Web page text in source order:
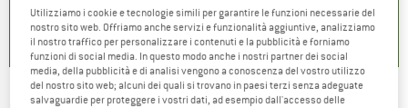
)
4,6(71)
4,7(48)
Utilizziamo i cookie e tecnologie simili per garantire le funzioni necessarie del
nostro sito web. Offriamo anche servizi e funzionalità aggiuntive, analizziamo
il nostro traffico per personalizzare i contenuti e la pubblicità e forniamo
funzioni di social media. In questo modo anche i nostri partner dei social
media, della pubblicità e di analisi vengono a conoscenza del vostro utilizzo
del nostro sito web; alcuni dei quali si trovano in paesi terzi senza adeguate
salvaguardie per proteggere i vostri dati, ad esempio dall'accesso delle